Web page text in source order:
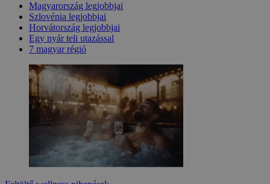
Magyarország legjobbjai
Szlovénia legjobbjai
Horvátország legjobbjai
Egy nyár teli utazással
7 magyar régió